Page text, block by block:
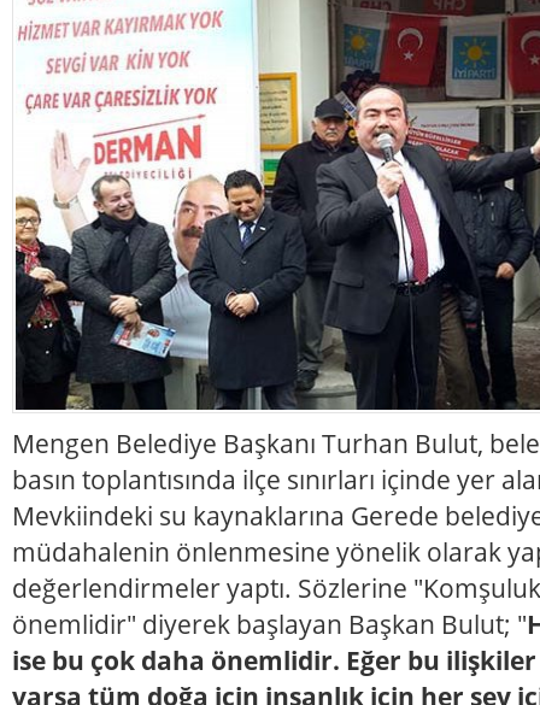
Mengen Belediye Başkanı Turhan Bulut,
basın toplantısında ilçe sınırları içinde yer
Mevkiindeki su kaynaklarına Gerede
müdahalenin önlenmesine yönelik olarak
değerlendirmeler yaptı. Sözlerine
önemlidir" diyerek başlayan Başkan Bulut; "
ise bu çok daha önemlidir. Eğer bu
varsa tüm doğa için insanlık için her şey